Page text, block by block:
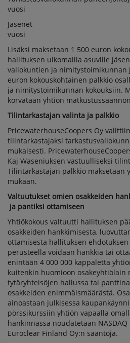
vuosi
Jäsenet 42
vuosi
Lisäksi maksetaan 1 500 euron
hallituksen ulkomailla asuville
valiokuntien ja nimitystoimikunnan
euron kokouskohtainen palkkio
ja nimitystoimikunnan kokouksiin.
korvataan yhtiön
Tilintarkastajan valinta ja palkkio
PricewaterhouseCoopers Oy
tilintarkastajaksi
mukaisesti.
Kaj Waseniuksen vastuulliseksi
Tilintarkastajan palkkio maksetaan
mukaan.
Valtuutukset omien osakkeiden
ja pantiksi ottamiseen
Yhtiökokous valtuutti hallituksen
osakkeiden hankkimisesta,
ottamisesta hallituksen
perusteella voidaan hankkia tai
enintään 4 000 000 kappaletta
kuitenkin huomioon osakeyhtiölain
tytäryhteisöjen hallussa tai
osakkeiden enimmäismäärästä.
ainoastaan julkisessa
pörssikurssiin yhtiön vapaalla
hankinnassa noudatetaan
Euroclear Finland Oy:n sääntöjä.